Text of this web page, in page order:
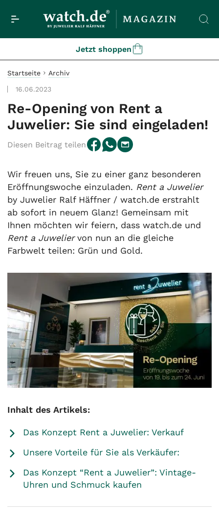
Jetzt shoppen
Startseite Archiv
16.06.2023
Re-Opening von Rent a
Juwelier: Sie sind eingeladen!
Diesen Beitrag teilen
Wir freuen uns, Sie zu einer ganz besonderen
Eröffnungswoche einzuladen. Rent a Juwelier
by Juwelier Ralf Häffner / watch.de erstrahlt
ab sofort in neuem Glanz! Gemeinsam mit
Ihnen möchten wir feiern, dass watch.de und
Rent a Juweliervon nun an die gleiche
Farbwelt teilen: Grün und Gold.
Inhalt des Artikels:
Das Konzept Rent a Juwelier: Verkauf
Unsere Vorteile für Sie als Verkäufer:
Das Konzept “Rent a Juwelier”: Vintage-
Uhren und Schmuck kaufen